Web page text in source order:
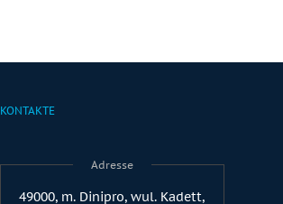
KONTAKTE
Adresse
49000, m. Dinipro, wul. Kadett,